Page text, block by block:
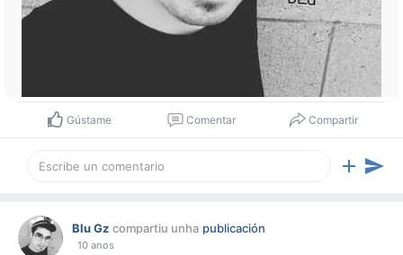
Gústame Comentar Compartir
Blu Gz compartiu unha publicación
10 anos